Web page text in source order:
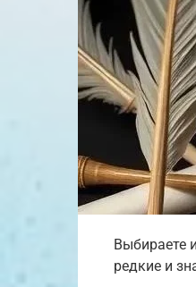
Выбираете
редкие и